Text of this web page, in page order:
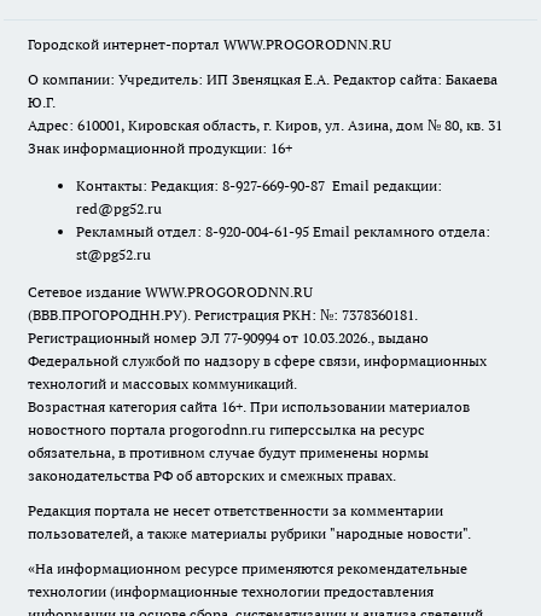
Городской интернет-портал WWW.PROGORODNN.RU
О компании: Учредитель: ИП Звеняцкая Е.А. Редактор сайта: Бакаева
Ю.Г.
Адрес: 610001, Кировская область, г. Киров, ул. Азина, дом № 80, кв. 31
Знак информационной продукции: 16+
Контакты: Редакция: 8-927-669-90-87 Email редакции:
red@pg52.ru
Рекламный отдел: 8-920-004-61-95 Email рекламного отдела:
st@pg52.ru
Сетевое издание WWW.PROGORODNN.RU
(ВВВ.ПРОГОРОДНН.РУ). Регистрация РКН: №: 7378360181.
Регистрационный номер ЭЛ 77-90994 от 10.03.2026., выдано
Федеральной службой по надзору в сфере связи, информационных
технологий и массовых коммуникаций.
Возрастная категория сайта 16+. При использовании материалов
новостного портала progorodnn.ru гиперссылка на ресурс
обязательна, в противном случае будут применены нормы
законодательства РФ об авторских и смежных правах.
Редакция портала не несет ответственности за комментарии
пользователей, а также материалы рубрики "народные новости".
«На информационном ресурсе применяются рекомендательные
технологии (информационные технологии предоставления